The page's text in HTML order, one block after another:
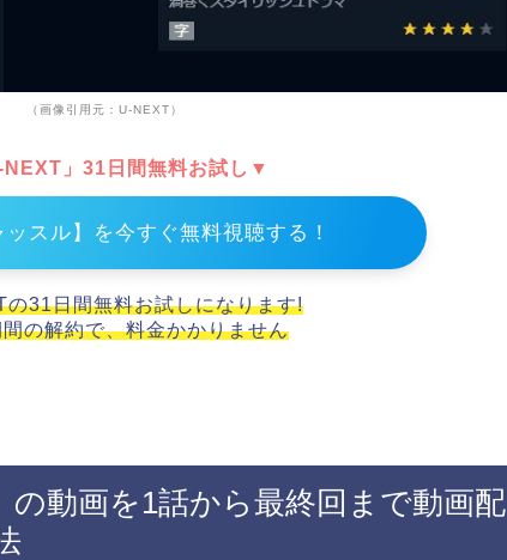
（画像引用元：U-NEXT）
」31日間無料お試し▼
ッスル】を今すぐ無料視聴する！
31日間無料お試しになります!
の解約で、料金かかりません
の動画を1話から最終回まで動画配